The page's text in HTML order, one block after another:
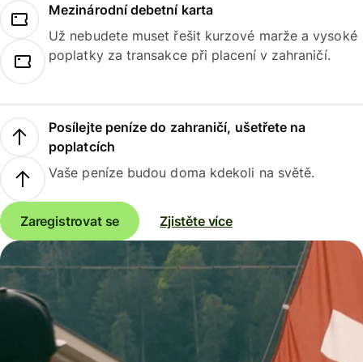
Mezinárodní debetní karta
Už nebudete muset řešit kurzové marže a vysoké
poplatky za transakce při placení v zahraničí.
Posílejte peníze do zahraničí, ušetřete na
poplatcích
Vaše peníze budou doma kdekoli na světě.
Zaregistrovat se Zjistěte více